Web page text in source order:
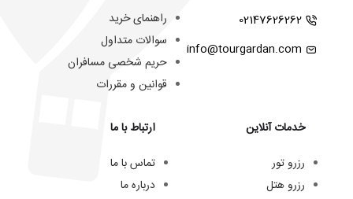
02147626262
info@tourgardan.com
خدمات آنلاین
رزرو تور
رزرو هتل
راهنمای خرید
سوالات متداول
حریم شخصی مسافران
قوانین و مقررات
ارتباط با ما
تماس با ما
درباره ما